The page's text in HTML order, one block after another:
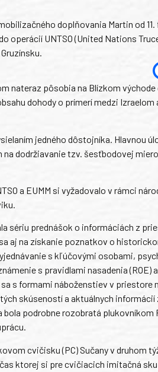
doplňovania Martin od 11.
UNTSO (United Nations
nateraz pôsobia na Blízkom východe
dohody o prímerí medzi
jedného dôstojníka. Hlavnou
dodržiavanie tzv. šesťbodovej
a EUMM si vyžadovalo v rámci
sériu prednášok o informáciách z
aj na získanie poznatkov o
s kľúčovými osobami,
s pravidlami nasadenia (ROE)
s formami náboženstiev v
skúseností a aktuálnych informácií
podrobne rozobratá plukovníkom
cvičisku (PC) Sučany v druhom
ktorej si pre cvičiacich imitačná